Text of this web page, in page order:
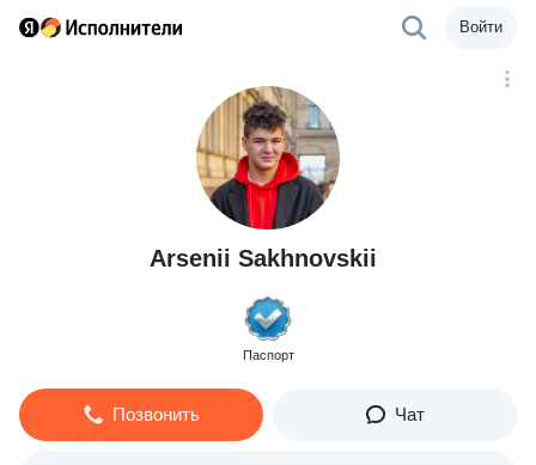
Войти
Arsenii Sakhnovskii
Паспорт
Позвонить Чат